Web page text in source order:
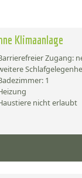
Klimaanlage
Zugang:
1
nicht erlaubt